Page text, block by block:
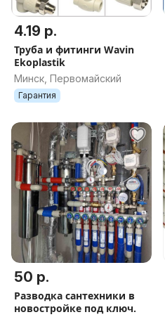
4.19 р.
Труба и фитинги Wavin
Ekoplastik
Минск, Первомайский
Гарантия
50 р.
Разводка сантехники в
новостройке под ключ.